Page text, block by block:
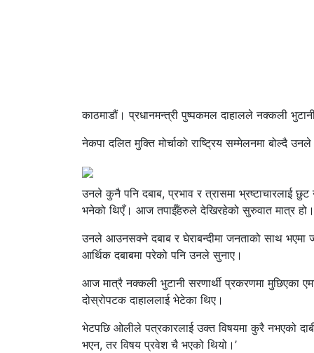
काठमाडौं। प्रधानमन्त्री पुष्पकमल दाहालले नक्कली
नेकपा दलित मुक्ति मोर्चाको राष्ट्रिय सम्मेलनमा बोल्दै
उनले कुनै पनि दबाब, प्रभाव र त्रासमा भ्रष्टाचारलाई
भनेको थिएँ। आज तपाईँहरुले देखिरहेको सुरुवात मात्र
उनले आउनसक्ने दबाब र घेराबन्दीमा जनताको साथ भएमा
आर्थिक दबाबमा परेको पनि उनले सुनाए।
आज मात्रै नक्कली भुटानी सरणार्थी प्रकरणमा मुछिएका
दोस्रोपटक दाहाललाई भेटेका थिए।
भेटपछि ओलीले पत्रकारलाई उक्त विषयमा कुरै नभएको
भएन, तर विषय प्रवेश चै भएको थियो।’